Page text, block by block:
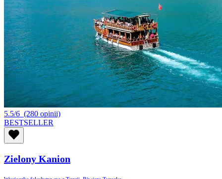
5.5/6 (280 opinii)
BESTSELLER
Zielony Kanion